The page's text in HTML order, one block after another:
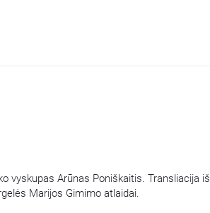
vyskupas Arūnas Poniškaitis. Transliacija iš
Marijos Gimimo atlaidai.